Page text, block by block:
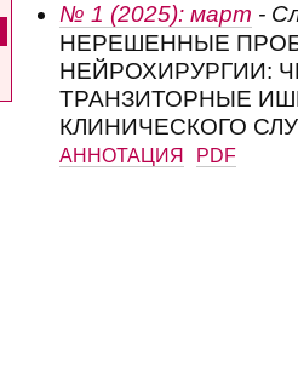
№ 1 (2025): март -
НЕРЕШЕННЫЕ
НЕЙРОХИРУРГИИ:
ТРАНЗИТОРНЫЕ
КЛИНИЧЕСКОГО
АННОТАЦИЯ PDF